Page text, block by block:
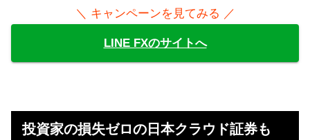
＼ キャンペーンを見てみる ／
LINE FXのサイトへ
投資家の損失ゼロの日本クラウド証券も